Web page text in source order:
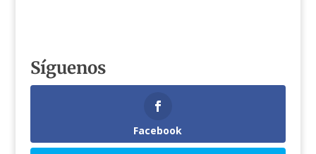
Síguenos
Facebook